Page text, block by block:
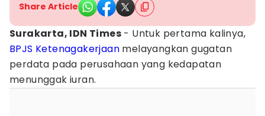
Share Article
Surakarta, IDN Times - Untuk pertama kalinya,
BPJS Ketenagakerjaan melayangkan gugatan
perdata pada perusahaan yang kedapatan
menunggak iuran.